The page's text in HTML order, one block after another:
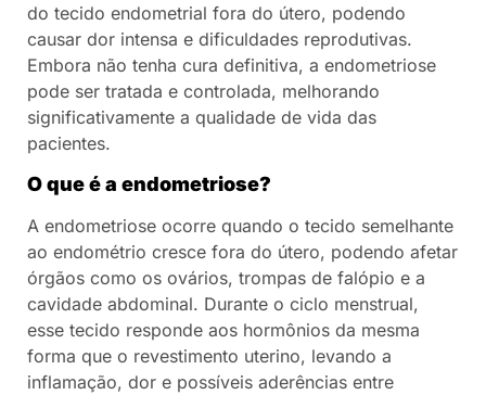
do tecido endometrial fora do útero, podendo
causar dor intensa e dificuldades reprodutivas.
Embora não tenha cura definitiva, a endometriose
pode ser tratada e controlada, melhorando
significativamente a qualidade de vida das
pacientes.
O que é a endometriose?
A endometriose ocorre quando o tecido semelhante
ao endométrio cresce fora do útero, podendo afetar
órgãos como os ovários, trompas de falópio e a
cavidade abdominal. Durante o ciclo menstrual,
esse tecido responde aos hormônios da mesma
forma que o revestimento uterino, levando a
inflamação, dor e possíveis aderências entre